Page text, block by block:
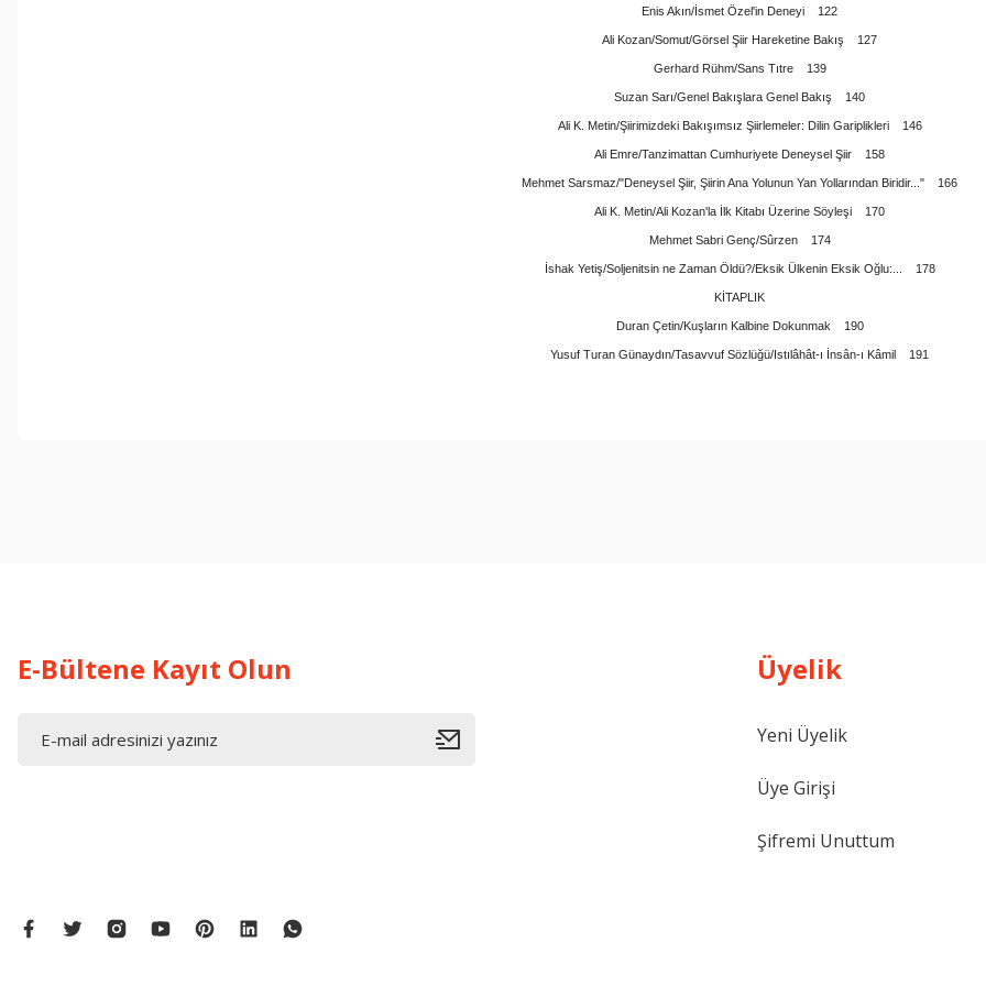
Enis Akın/İsmet Özel'in Deneyi 122
Ali Kozan/Somut/Görsel Şiir Hareketine Bakış 127
Gerhard Rühm/Sans Tıtre 139
Suzan Sarı/Genel Bakışlara Genel Bakış 140
Ali K. Metin/Şiirimizdeki Bakışımsız Şiirlemeler: Dilin Gariplikleri 146
Ali Emre/Tanzimattan Cumhuriyete Deneysel Şiir 158
Mehmet Sarsmaz/"Deneysel Şiir, Şiirin Ana Yolunun Yan Yollarından Biridir..." 166
Ali K. Metin/Ali Kozan'la İlk Kitabı Üzerine Söyleşi 170
Mehmet Sabri Genç/Sûrzen 174
İshak Yetiş/Soljenitsin ne Zaman Öldü?/Eksik Ülkenin Eksik Oğlu:... 178
KİTAPLIK
Duran Çetin/Kuşların Kalbine Dokunmak 190
Yusuf Turan Günaydın/Tasavvuf Sözlüğü/Istılâhât-ı İnsân-ı Kâmil 191
E-Bültene Kayıt Olun Üyelik
Yeni Üyelik
Üye Girişi
Şifremi Unuttum